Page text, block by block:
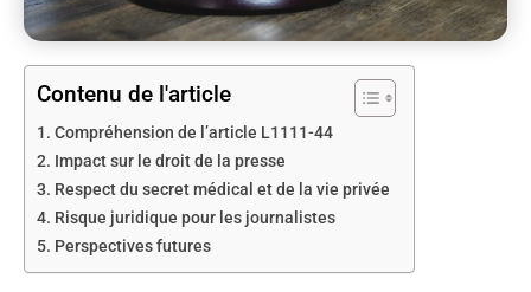
Contenu de l'article
Compréhension de l’article L1111-44
Impact sur le droit de la presse
Respect du secret médical et de la vie privée
Risque juridique pour les journalistes
Perspectives futures